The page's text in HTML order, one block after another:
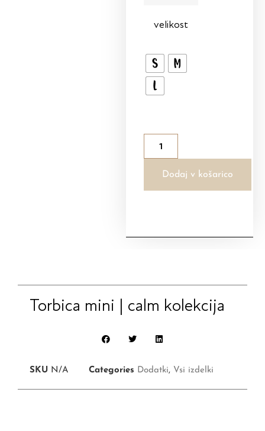
velikost
Dodaj v košarico
Torbica mini | calm kolekcija
SKU N/A Categories Dodatki, Vsi izdelki